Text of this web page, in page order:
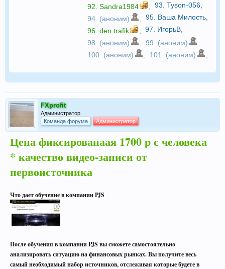
92. Sandra1984 93. Tyson-056
94. (аноним)
95. Ваша Милость
96. den.trafik 97. ИгорьВ
98. (аноним)
99. (аноним)
100. (аноним)
101. (аноним) ;
FXprofit
Администратор
Команда форума
Администратор
Цена фиксированаая 1700 р с человека
* качество видео-записи от
первоисточника
Что дает обучение в компании PJS
После обучения в компании PJS вы сможете самостоятельно
анализировать ситуацию на финансовых рынках. Вы получите весь
самый необходимый набор источников, отслеживая которые будете в